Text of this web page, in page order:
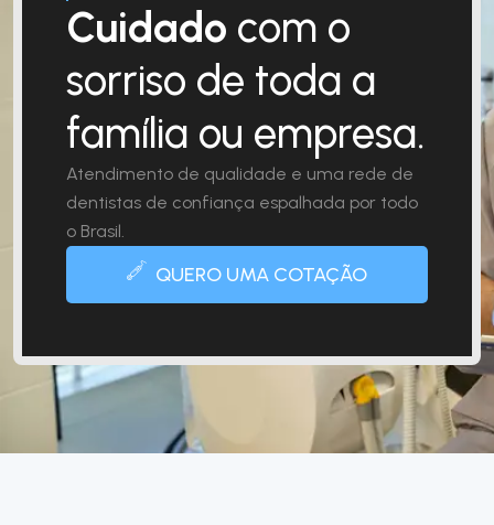
Cuidado com o
sorriso de toda a
família ou empresa.
Atendimento de qualidade e uma rede de
dentistas de confiança espalhada por todo
o Brasil.
QUERO UMA COTAÇÃO